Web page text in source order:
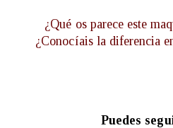
¿Qué os parece este
¿Conocíais la diferencia
Puedes